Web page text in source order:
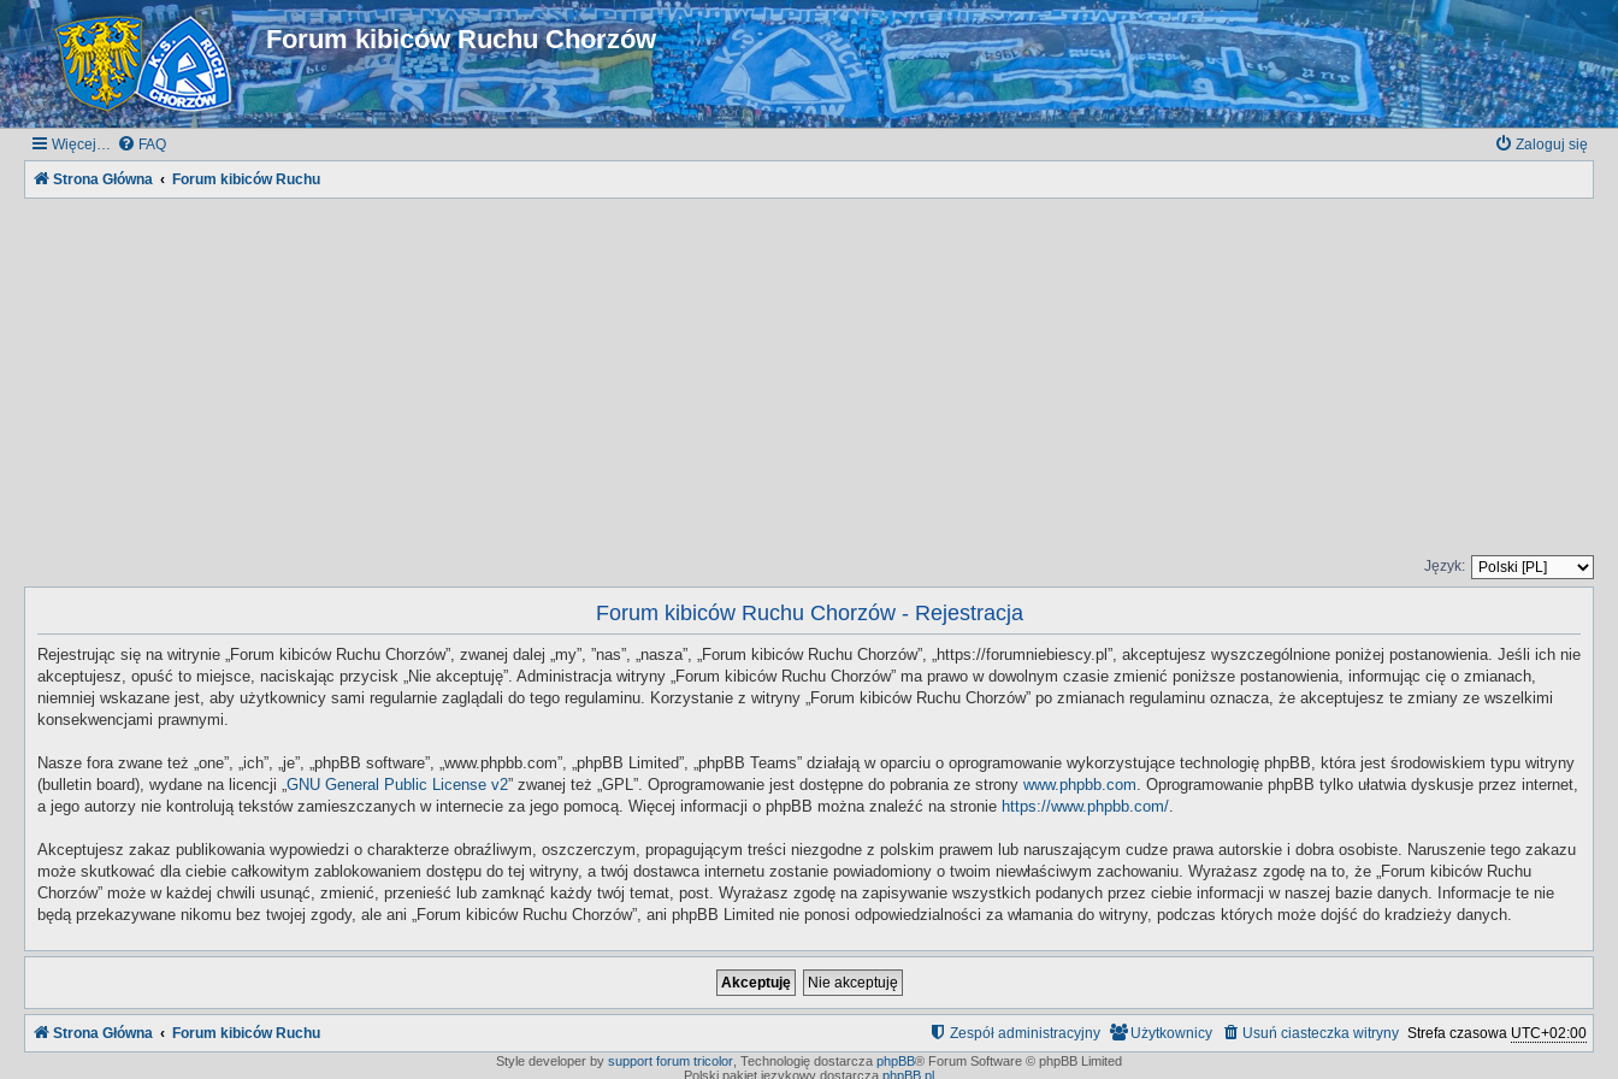
Forum kibiców Ruchu Chorzów
Więcej… FAQ Zaloguj się
Strona Główna Forum kibiców Ruchu
Język:
Forum kibiców Ruchu Chorzów - Rejestracja
Rejestrując się na witrynie „Forum kibiców Ruchu Chorzów”, zwanej dalej „my”, ”nas”, „nasza”, „Forum kibiców Ruchu Chorzów”, „https://forumniebiescy.pl”, akceptujesz wyszczególnione poniżej postanowienia. Jeśli ich nie
akceptujesz, opuść to miejsce, naciskając przycisk „Nie akceptuję”. Administracja witryny „Forum kibiców Ruchu Chorzów” ma prawo w dowolnym czasie zmienić poniższe postanowienia, informując cię o zmianach,
niemniej wskazane jest, aby użytkownicy sami regularnie zaglądali do tego regulaminu. Korzystanie z witryny „Forum kibiców Ruchu Chorzów” po zmianach regulaminu oznacza, że akceptujesz te zmiany ze wszelkimi
konsekwencjami prawnymi.
Nasze fora zwane też „one”, „ich”, „je”, „phpBB software”, „www.phpbb.com”, „phpBB Limited”, „phpBB Teams” działają w oparciu o oprogramowanie wykorzystujące technologię phpBB, która jest środowiskiem typu witryny
(bulletin board), wydane na licencji „GNU General Public License v2” zwanej też „GPL”. Oprogramowanie jest dostępne do pobrania ze strony www.phpbb.com. Oprogramowanie phpBB tylko ułatwia dyskusje przez internet,
a jego autorzy nie kontrolują tekstów zamieszczanych w internecie za jego pomocą. Więcej informacji o phpBB można znaleźć na stronie https://www.phpbb.com/.
Akceptujesz zakaz publikowania wypowiedzi o charakterze obraźliwym, oszczerczym, propagującym treści niezgodne z polskim prawem lub naruszającym cudze prawa autorskie i dobra osobiste. Naruszenie tego zakazu
może skutkować dla ciebie całkowitym zablokowaniem dostępu do tej witryny, a twój dostawca internetu zostanie powiadomiony o twoim niewłaściwym zachowaniu. Wyrażasz zgodę na to, że „Forum kibiców Ruchu
Chorzów” może w każdej chwili usunąć, zmienić, przenieść lub zamknąć każdy twój temat, post. Wyrażasz zgodę na zapisywanie wszystkich podanych przez ciebie informacji w naszej bazie danych. Informacje te nie
będą przekazywane nikomu bez twojej zgody, ale ani „Forum kibiców Ruchu Chorzów”, ani phpBB Limited nie ponosi odpowiedzialności za włamania do witryny, podczas których może dojść do kradzieży danych.
Strona Główna Forum kibiców Ruchu Strefa czasowa UTC+02:00
Usuń ciasteczka witryny
Użytkownicy
Zespół administracyjny
Style developer by support forum tricolor Technologię dostarcza phpBB® Forum Software © phpBB Limited
Polski pakiet językowy dostarcza phpBB.pl